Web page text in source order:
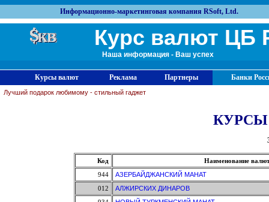
Информационно-маркетинговая компания RSoft, Ltd.
Курс валют ЦБ
Наша информация - Ваш успех
Курсы валют Реклама Партнеры Банки
Лучший подарок любимому - стильный гаджет
Код
Наименование
944
АЗЕРБАЙДЖАНСКИЙ МАНАТ
012
АЛЖИРСКИХ ДИНАРОВ